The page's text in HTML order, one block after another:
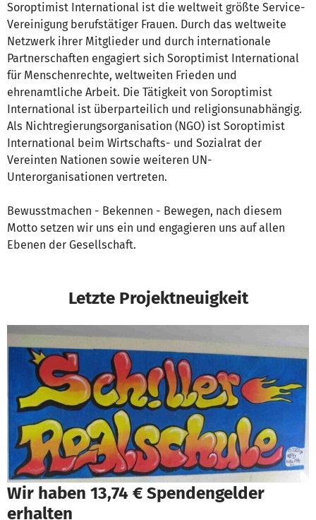
Soroptimist International ist die weltweit größte Service-
Vereinigung berufstätiger Frauen. Durch das weltweite
Netzwerk ihrer Mitglieder und durch internationale
Partnerschaften engagiert sich Soroptimist International
für Menschenrechte, weltweiten Frieden und
ehrenamtliche Arbeit. Die Tätigkeit von Soroptimist
International ist überparteilich und religionsunabhängig.
Als Nichtregierungsorganisation (NGO) ist Soroptimist
International beim Wirtschafts- und Sozialrat der
Vereinten Nationen sowie weiteren UN-
Unterorganisationen vertreten.
Bewusstmachen - Bekennen - Bewegen, nach diesem
Motto setzen wir uns ein und engagieren uns auf allen
Ebenen der Gesellschaft.
Letzte Projektneuigkeit
Wir haben 13,74 € Spendengelder
erhalten